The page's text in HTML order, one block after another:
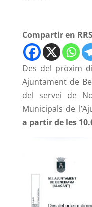
Compartir en
Des del pròxim
Ajuntament de
del servei de
Municipals de
a partir de les